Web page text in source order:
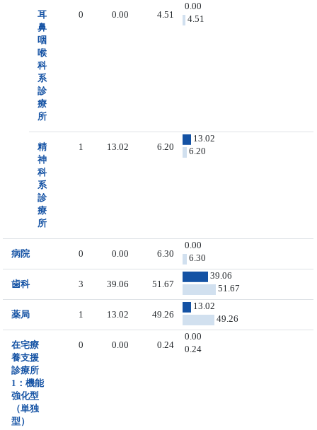
耳
鼻
咽
喉
科
系
診
療
所
0 0.00 4.51
0.00
4.51
精
神
科
系
診
療
所
1 13.02 6.20
13.02
6.20
病院 0 0.00 6.30
0.00
6.30
歯科 3 39.06 51.67
39.06
51.67
薬局 1 13.02 49.26
13.02
49.26
在宅療
養支援
診療所
1：機能
強化型
（単独
型）
0 0.00 0.24
0.00
0.24